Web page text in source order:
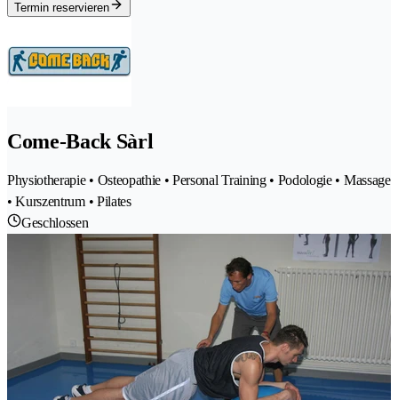
Termin reservieren
Come-Back Sàrl
Physiotherapie • Osteopathie • Personal Training • Podologie • Massage
• Kurszentrum • Pilates
Geschlossen